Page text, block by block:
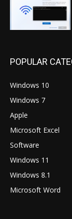
POPULAR
Windows 10
Windows 7
Apple
Microsoft Excel
Software
Windows 11
Windows 8.1
Microsoft Word